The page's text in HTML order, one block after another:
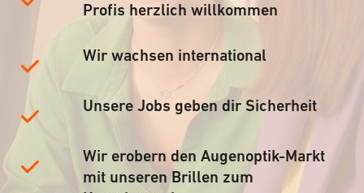
Profis herzlich willkommen
Wir wachsen international
Unsere Jobs geben dir Sicherheit
Wir erobern den Augenoptik-Markt
mit unseren Brillen zum